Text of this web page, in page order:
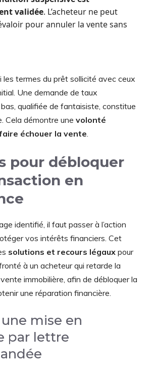
validée. L’acheteur ne peut
pour annuler la vente sans
les termes du prêt sollicité avec ceux
Une demande de taux
qualifiée de fantaisiste, constitue
Cela démontre une volonté
échouer la vente
pour débloquer
en
identifié, il faut passer à l’action
vos intérêts financiers. Cet
solutions et recours légaux pour
à un acheteur qui retarde la
immobilière, afin de débloquer la
une réparation financière.
mise en
par lettre